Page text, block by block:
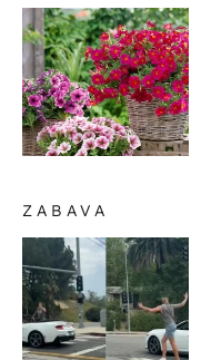
ZABAVA